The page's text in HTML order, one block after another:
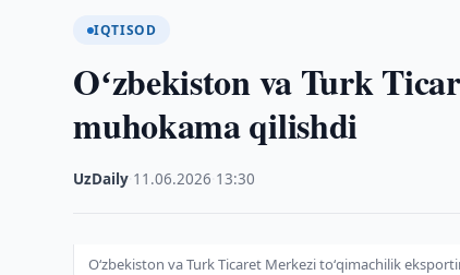
IQTISOD
Oʻzbekiston va Turk
muhokama qilishdi
UzDaily 11.06.2026 13:30
Oʻzbekiston va Turk Ticaret Merkezi toʻqimachilik